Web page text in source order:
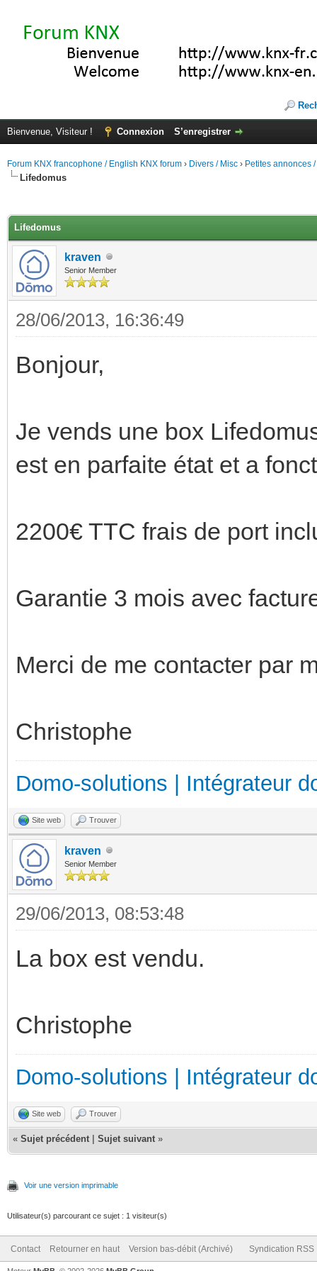
Bienvenue, Visiteur ! Connexion S’enregistrer
Forum KNX francophone / English KNX forum › Divers / Misc › Petites annonces
Lifedomus
Lifedomus
kraven
Senior Member
28/06/2013, 16:36:49
Bonjour,
Je vends une box
est en parfaite état et a
2200€ TTC frais de port
Garantie 3 mois avec
Merci de me contacter par
Christophe
Domo-solutions | Intégrateur
Site web Trouver
kraven
Senior Member
29/06/2013, 08:53:48
La box est vendu.
Christophe
Domo-solutions | Intégrateur
Site web Trouver
« Sujet précédent Sujet suivant »
Voir une version imprimable
Utilisateur(s) parcourant ce sujet : 1 visiteur(s)
Contact Retourner en haut Version bas-débit (Archivé) Syndication RSS